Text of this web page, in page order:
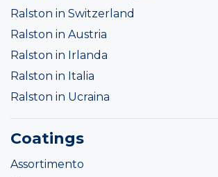
Ralston in Switzerland
Ralston in Austria
Ralston in Irlanda
Ralston in Italia
Ralston in Ucraina
Coatings
Assortimento